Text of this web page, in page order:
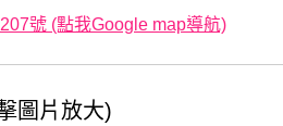
號 (點我Google map導航)
圖片放大)